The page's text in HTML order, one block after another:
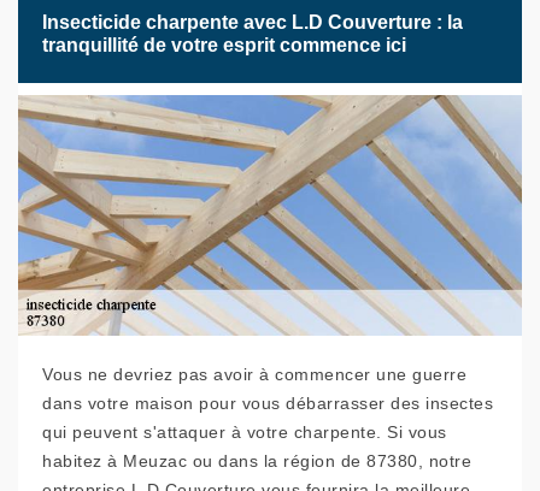
Insecticide charpente avec L.D Couverture : la
tranquillité de votre esprit commence ici
Vous ne devriez pas avoir à commencer une guerre
dans votre maison pour vous débarrasser des insectes
qui peuvent s'attaquer à votre charpente. Si vous
habitez à Meuzac ou dans la région de 87380, notre